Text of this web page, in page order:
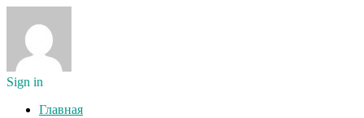
Sign in
Главная